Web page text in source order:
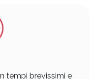
tempi brevissimi e